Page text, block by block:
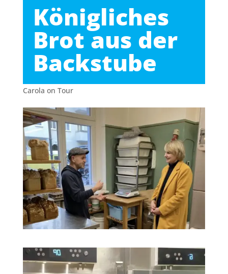
Königliches
Brot aus der
Backstube
Carola on Tour